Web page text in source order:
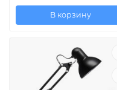
В корзину